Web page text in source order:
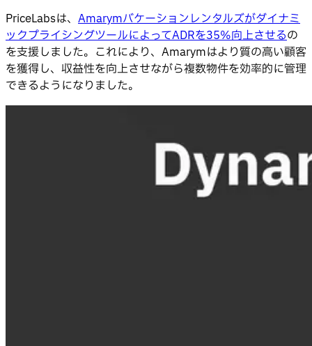
PriceLabsは、 Amarymバケーションレンタルズがダイナミ
ックプライシングツールによってADRを35%向上させるの
を支援しました。これにより、Amarymはより質の高い顧客
を獲得し、収益性を向上させながら複数物件を効率的に管理
できるようになりました。